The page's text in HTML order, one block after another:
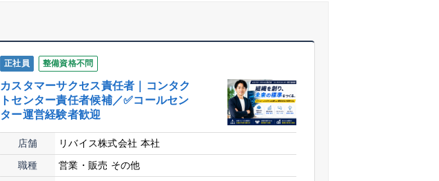
正社員 整備資格不問
カスタマーサクセス責任者｜コンタク
トセンター責任者候補／✅コールセン
ター運営経験者歓迎
店舗
リバイス株式会社 本社
職種
営業・販売 その他